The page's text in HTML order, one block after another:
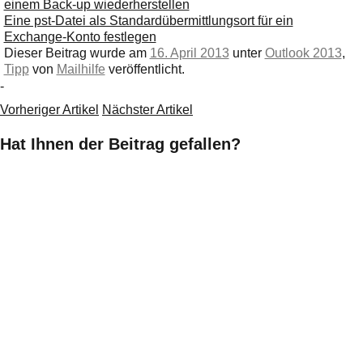
einem Back-up wiederherstellen
Eine pst-Datei als Standardübermittlungsort für ein
Exchange-Konto festlegen
Dieser Beitrag wurde am 16. April 2013 unter Outlook 2013,
Tipp von Mailhilfe veröffentlicht.
-
Vorheriger Artikel Nächster Artikel
Hat Ihnen der Beitrag gefallen?